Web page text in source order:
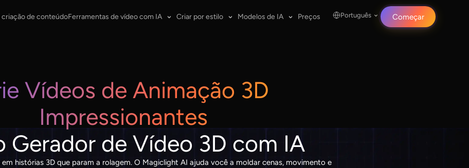
de conteúdoFerramentas de vídeo com IA Criar por estilo Modelos de IA Preços Português Começar
Vídeos de Animação 3D
Impressionantes
Gerador de Vídeo 3D com IA
em histórias 3D que param a rolagem. O Magiclight AI ajuda você a moldar cenas, movimento e